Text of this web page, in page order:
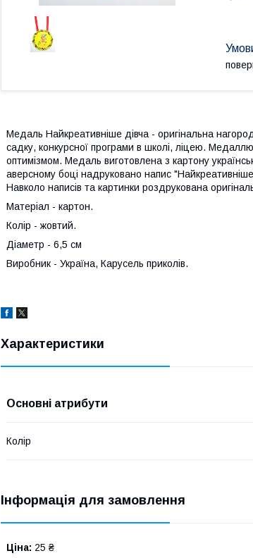
Медаль Найкреативніше дівча - оригінальна
садку, конкурсної програми в школі, ліцею.
оптимізмом. Медаль виготовлена з картону
аверсному боці надруковано напис
Навколо написів та картинки роздрукована
Матеріал - картон.
Колір - жовтий.
Діаметр - 6,5 см
Виробник - Україна, Карусель приколів.
Характеристики
Основні атрибути
Колір
Інформація для замовлення
Ціна: 25 ₴